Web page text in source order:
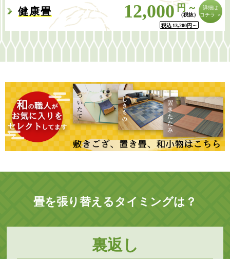
健康畳 12,000円～
税込 13,200円 ～
詳細は
コチラ ＞
畳を張り替えるタイミングは？
裏返し